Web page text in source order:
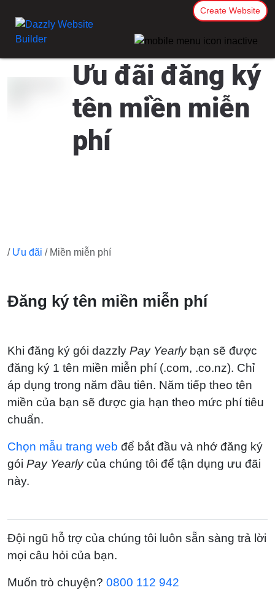
Create Website
Ưu đãi đăng ký
tên miền miễn
phí
/ Ưu đãi / Miền miễn phí
Đăng ký tên miền miễn phí
Khi đăng ký gói dazzly Pay Yearlybạn sẽ được
đăng ký 1 tên miền miễn phí (.com, .co.nz). Chỉ
áp dụng trong năm đầu tiên. Năm tiếp theo tên
miền của bạn sẽ được gia hạn theo mức phí tiêu
chuẩn.
Chọn mẫu trang web để bắt đầu và nhớ đăng ký
gói Pay Yearlycủa chúng tôi để tận dụng ưu đãi
này.
Đội ngũ hỗ trợ của chúng tôi luôn sẵn sàng trả lời
mọi câu hỏi của bạn.
Muốn trò chuyện? 0800 112 942